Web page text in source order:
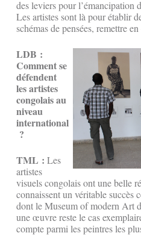
des leviers pour l’émancipation
Les artistes sont là pour établir
schémas de pensées, remettre
LDB :
Comment se
défendent
les artistes
congolais au
niveau
international
?
TML : Les
artistes
visuels congolais ont une belle
connaissent un véritable
dont le Museum of modern Art
une œuvre reste le cas
compte parmi les peintres les